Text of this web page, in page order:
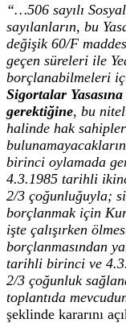
“…506 sayılı
sayılanların, bu
değişik 60/F
geçen süreleri ile
borçlanabilmeleri
Sigortalar
gerektiğine, bu
halinde hak
birinci oylamada
4.3.1985 tarihli
2/3 çoğunluğuyla;
borçlanmak için
işte çalışırken
borçlanmasından
tarihli birinci ve
2/3 çoğunluk
toplantıda
şeklinde kararını